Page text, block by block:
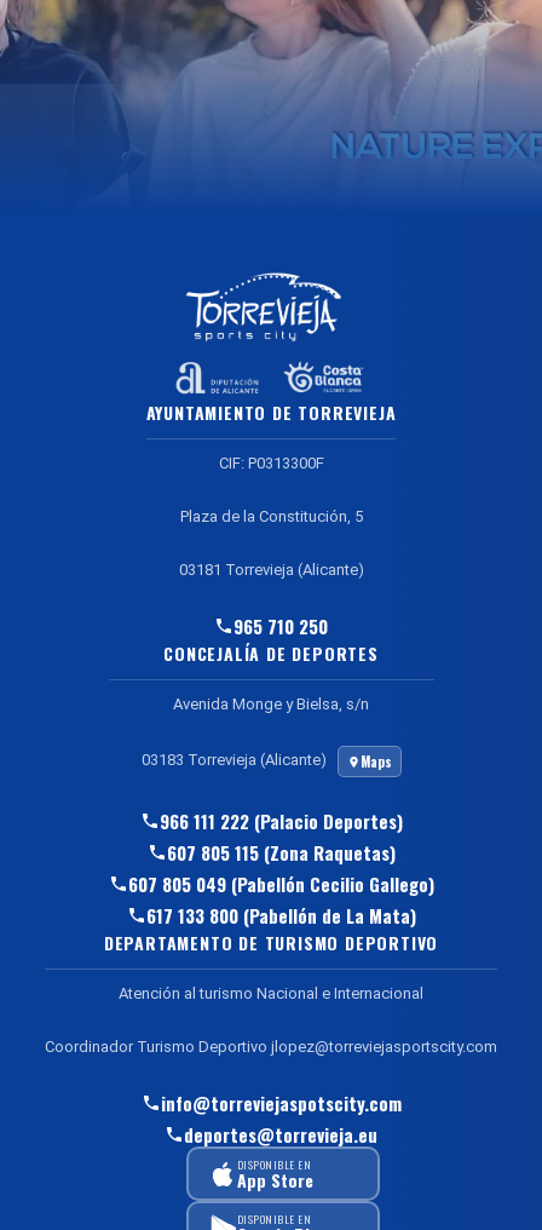
AYUNTAMIENTO DE TORREVIEJA
CIF: P0313300F
Plaza de la Constitución, 5
03181 Torrevieja (Alicante)
965 710 250
CONCEJALÍA DE DEPORTES
Avenida Monge y Bielsa, s/n
03183 Torrevieja (Alicante) Maps
966 111 222 (Palacio Deportes)
607 805 115 (Zona Raquetas)
607 805 049 (Pabellón Cecilio Gallego)
617 133 800 (Pabellón de La Mata)
DEPARTAMENTO DE TURISMO DEPORTIVO
Atención al turismo Nacional e Internacional
Coordinador Turismo Deportivo jlopez@torreviejasportscity.com
info@torreviejaspotscity.com
deportes@torrevieja.eu
DISPONIBLE EN
App Store
DISPONIBLE EN